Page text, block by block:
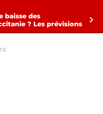
baisse des
? Les prévisions
chevron_right